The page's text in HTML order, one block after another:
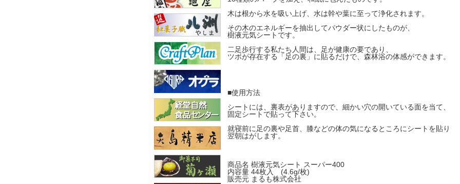
木は根から水を吸い上げ、水は幹や葉に至って浄化されます。
その木のエネルギーを抽出してパウダー状にしたものが、
樹液元気シートです。
二足歩行する私たち人間は、足が健康の要であり、
ツボが存在する「足の裏」に貼るだけで、森林浴の体感ができます。
■使用方法
シートには、裏表がありますので、細かい穴の開いている面を当て、
固定シートで貼って下さい。
就寝前に足の裏や足首、膝などの体の気になるところにシートを貼り
翌朝はがします。
商品名 樹液元気シート スーパー400
内容量 44枚入 (4.6g/枚)
販売元 まるも株式会社